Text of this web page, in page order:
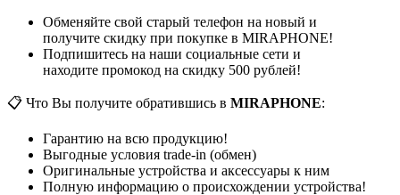
Обменяйте свой старый телефон на новый и
получите скидку при покупке в MIRAPHONE!
Подпишитесь на наши социальные сети и
находите промокод на скидку 500 рублей!
📋 Что Вы получите обратившись в MIRAPHONE:
Гарантию на всю продукцию!
Выгодные условия trade-in (обмен)
Оригинальные устройства и аксессуары к ним
Полную информацию о происхождении устройства!